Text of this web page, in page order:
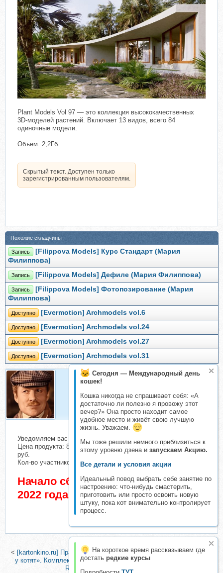
Сегодня — Международный день
кошек!
Кошка никогда не спрашивает себя: «А
достаточно ли полезно я провожу этот
вечер?» Она просто находит самое
удобное место и живёт свою лучшую
жизнь. Уважаем.
Мы тоже решили немного приблизиться к
этому уровню дзена и запускаем Акцию.
Все детали и условия акции
Идеальный повод выбрать себе занятие по
настроению: что-нибудь смастерить,
приготовить или просто освоить новую
штуку, пока кот внимательно контролирует
процесс.
На короткое время рассказываем где
достать редкие курсы
Plant Models Vol 97 — это коллекция высококачественных
3D-моделей растений. Включает 13 видов, всего 84
одиночные модели.
Объем: 2,2Гб.
Скрытый текст. Доступен только
зарегистрированным пользователям.
Похожие складчины
Запись
[Filippova Models] Курс Cтандарт (Мария
Филиппова)
Запись [Filippova Models] Дефиле (Мария Филиппова)
Запись
[Filippova Models] Фотопозирование (Мария
Филиппова)
Доступно [Evermotion] Archmodels vol.6
Доступно [Evermotion] Archmodels vol.24
Доступно [Evermotion] Archmodels vol.27
Доступно [Evermotion] Archmodels vol.31
Организатор складчин
Уведомляем вас о начале сбора взносов.
Цена продукта: 8000 руб. Взнос с каждого участника: 100
руб.
Кол-во участников в основном списке: 1 чел.
Начало сбора взносов 21 Декабрь
2022 года
< [kartonkino.ru] Праздничные интерьерные украшения «Новый год
у котят». Комплект №1| [Gumroad] Разработка иллюстрации от
Real-SonkeS (Иван Смирнов)